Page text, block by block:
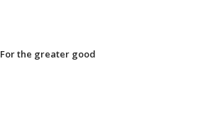
For the greater good